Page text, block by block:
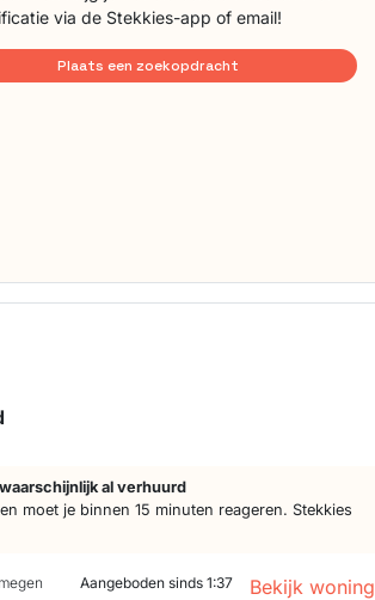
via de Stekkies-app of email!
Plaats een zoekopdracht
al verhuurd
moet je binnen 15 minuten reageren. Stekkies
Aangeboden sinds 1:37 Bekijk woning